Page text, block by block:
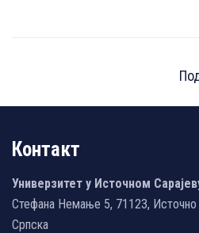
Контакт
Универзитет у Источном
Стефана Немање 5, 71123, Источно
Српска